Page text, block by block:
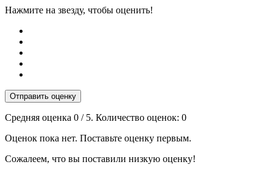
Нажмите на звезду, чтобы оценить!
Отправить оценку
Средняя оценка 0 / 5. Количество оценок: 0
Оценок пока нет. Поставьте оценку первым.
Сожалеем, что вы поставили низкую оценку!